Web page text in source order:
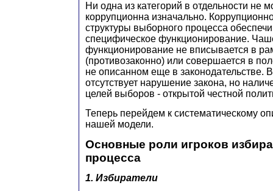
Ни одна из категорий в отдельности не
коррупционна изначально.
структуры выборного процесса
специфическое функционирование.
функционирование не вписывается в
(противозаконно) или совершается в
не описанном еще в законодательстве.
отсутствует нарушение закона, но
целей выборов - открытой честной
Теперь перейдем к систематическому
нашей модели.
Основные роли игроков
процесса
1. Избиратели